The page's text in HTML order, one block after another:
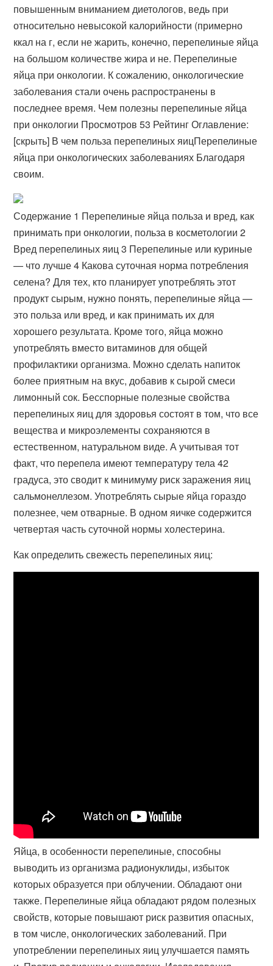
повышенным вниманием диетологов, ведь при
относительно невысокой калорийности (примерно
ккал на г, если не жарить, конечно, перепелиные яйца
на большом количестве жира и не. Перепелиные
яйца при онкологии. К сожалению, онкологические
заболевания стали очень распространены в
последнее время. Чем полезны перепелиные яйца
при онкологии Просмотров 53 Рейтинг Оглавление:
[скрыть] В чем польза перепелиных яицПерепелиные
яйца при онкологических заболеваниях Благодаря
своим.
Содержание 1 Перепелиные яйца польза и вред, как
принимать при онкологии, польза в косметологии 2
Вред перепелиных яиц 3 Перепелиные или куриные
— что лучше 4 Какова суточная норма потребления
селена? Для тех, кто планирует употреблять этот
продукт сырым, нужно понять, перепелиные яйца —
это польза или вред, и как принимать их для
хорошего результата. Кроме того, яйца можно
употреблять вместо витаминов для общей
профилактики организма. Можно сделать напиток
более приятным на вкус, добавив к сырой смеси
лимонный сок. Бесспорные полезные свойства
перепелиных яиц для здоровья состоят в том, что все
вещества и микроэлементы сохраняются в
естественном, натуральном виде. А учитывая тот
факт, что перепела имеют температуру тела 42
градуса, это сводит к минимуму риск заражения яиц
сальмонеллезом. Употреблять сырые яйца гораздо
полезнее, чем отварные. В одном яичке содержится
четвертая часть суточной нормы холестерина.
Как определить свежесть перепелиных яиц:
Яйца, в особенности перепелиные, способны
выводить из организма радионуклиды, избыток
которых образуется при облучении. Обладают они
также. Перепелиные яйца обладают рядом полезных
свойств, которые повышают риск развития опасных,
в том числе, онкологических заболеваний. При
употреблении перепелиных яиц улучшается память